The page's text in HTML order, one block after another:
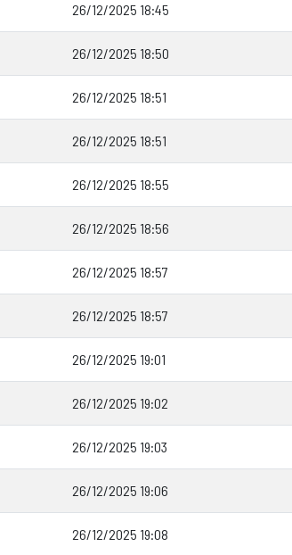
26/12/2025 18:45
26/12/2025 18:50
26/12/2025 18:51
26/12/2025 18:51
26/12/2025 18:55
26/12/2025 18:56
26/12/2025 18:57
26/12/2025 18:57
26/12/2025 19:01
26/12/2025 19:02
26/12/2025 19:03
26/12/2025 19:06
26/12/2025 19:08